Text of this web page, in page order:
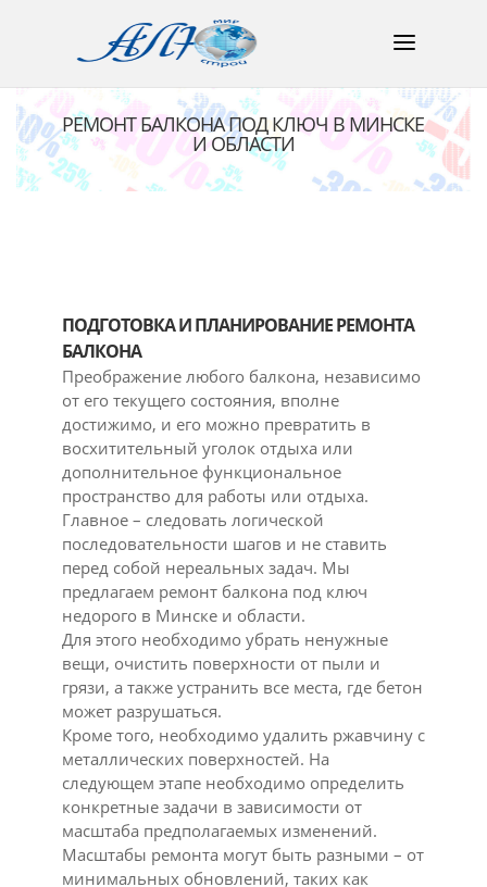
РЕМОНТ БАЛКОНА ПОД КЛЮЧ В МИНСКЕ
И ОБЛАСТИ
ПОДГОТОВКА И ПЛАНИРОВАНИЕ РЕМОНТА
БАЛКОНА
Преображение любого балкона, независимо
от его текущего состояния, вполне
достижимо, и его можно превратить в
восхитительный уголок отдыха или
дополнительное функциональное
пространство для работы или отдыха.
Главное – следовать логической
последовательности шагов и не ставить
перед собой нереальных задач. Мы
предлагаем ремонт балкона под ключ
недорого в Минске и области.
Для этого необходимо убрать ненужные
вещи, очистить поверхности от пыли и
грязи, а также устранить все места, где бетон
может разрушаться.
Кроме того, необходимо удалить ржавчину с
металлических поверхностей. На
следующем этапе необходимо определить
конкретные задачи в зависимости от
масштаба предполагаемых изменений.
Масштабы ремонта могут быть разными – от
минимальных обновлений, таких как